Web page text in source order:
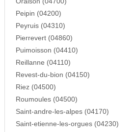
Peipin (04200)
Peyruis (04310)
Pierrevert (04860)
Puimoisson (04410)
Reillanne (04110)
Revest-du-bion (04150)
Riez (04500)
Roumoules (04500)
Saint-andre-les-alpes (04170)
Saint-etienne-les-orgues (04230)